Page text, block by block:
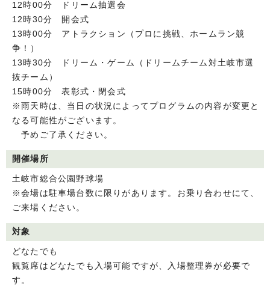
12時00分 ドリーム抽選会
12時30分 開会式
13時00分 アトラクション（プロに挑戦、ホームラン競
争！）
13時30分 ドリーム・ゲーム（ドリームチーム対土岐市選
抜チーム）
15時00分 表彰式・閉会式
※雨天時は、当日の状況によってプログラムの内容が変更と
なる可能性がございます。
予めご了承ください。
開催場所
土岐市総合公園野球場
※会場は駐車場台数に限りがあります。お乗り合わせにて、
ご来場ください。
対象
どなたでも
観覧席はどなたでも入場可能ですが、入場整理券が必要で
す。